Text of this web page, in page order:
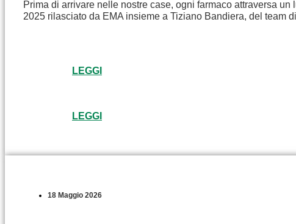
Prima di arrivare nelle nostre case, ogni farmaco attraversa
2025 rilasciato da EMA insieme a Tiziano Bandiera, del team
LEGGI
LEGGI
18 Maggio 2026